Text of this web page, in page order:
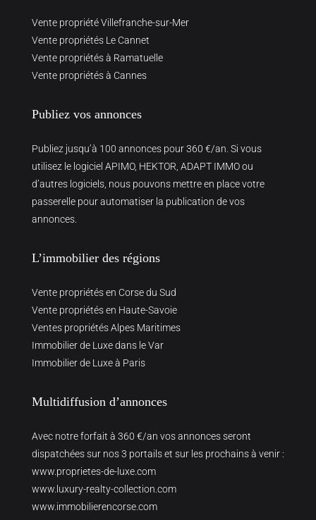
Vente propriété Villefranche-sur-Mer
Vente propriétés Le Cannet
Vente propriétés à Ramatuelle
Vente propriétés à Cannes
Publiez vos annonces
Publiez jusqu’à 100 annonces pour 360 €/an. Si vous
utilisez le logiciel APIMO, HEKTOR, ADAPT IMMO ou
d’autres logiciels, nous pouvons mettre en place votre
passerelle pour automatiser la publication de vos
annonces.
L’immobilier des régions
Vente propriétés en Corse du Sud
Vente propriétés en Haute-Savoie
Ventes propriétés Alpes Maritimes
Immobilier de Luxe dans le Var
Immobilier de Luxe à Paris
Multidiffusion d’annonces
Avec notre forfait à 360 €/an vos annonces seront
dispatchées sur nos 3 portails et sur les prochains à venir :
www.proprietes-de-luxe.com
www.luxury-realty-collection.com
www.immobilierencorse.com